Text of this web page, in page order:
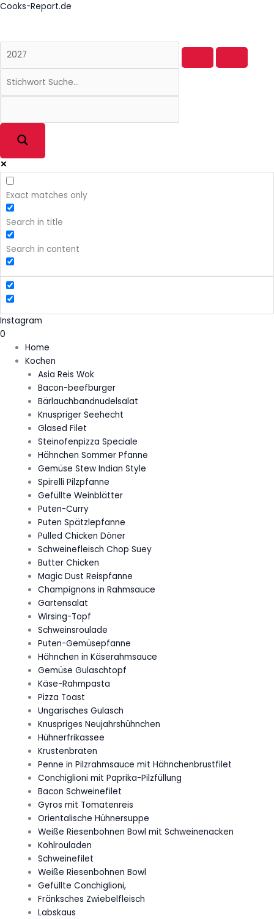
Zum
Cooks-Report.de
Exact matches only
Search in title
Search in content
Instagram
0
Home
Kochen
Asia Reis Wok
Bacon-beefburger
Bärlauchbandnudelsalat
Knuspriger Seehecht
Glased Filet
Steinofenpizza Speciale
Hähnchen Sommer Pfanne
Gemüse Stew Indian Style
Spirelli Pilzpfanne
Gefüllte Weinblätter
Puten-Curry
Puten Spätzlepfanne
Pulled Chicken Döner
Schweinefleisch Chop Suey
Butter Chicken
Magic Dust Reispfanne
Champignons in Rahmsauce
Gartensalat
Wirsing-Topf
Schweinsroulade
Puten-Gemüsepfanne
Hähnchen in Käserahmsauce
Gemüse Gulaschtopf
Käse-Rahmpasta
Pizza Toast
Ungarisches Gulasch
Knuspriges Neujahrshühnchen
Hühnerfrikassee
Krustenbraten
Penne in Pilzrahmsauce mit Hähnchenbrustfilet
Conchiglioni mit Paprika-Pilzfüllung
Bacon Schweinefilet
Gyros mit Tomatenreis
Orientalische Hühnersuppe
Weiße Riesenbohnen Bowl mit Schweinenacken
Kohlrouladen
Schweinefilet
Weiße Riesenbohnen Bowl
Gefüllte Conchiglioni,
Fränksches Zwiebelfleisch
Labskaus